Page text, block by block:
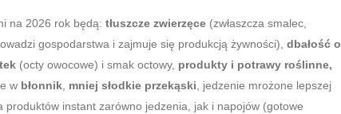
na 2026 rok będą: tłuszcze zwierzęce (zwłaszcza smalec,
gospodarstwa i zajmuje się produkcją żywności), dbałość o
(octy owocowe) i smak octowy, produkty i potrawy roślinne,
w błonnik mniej słodkie przekąski , jedzenie mrożone lepszej
instant zarówno jedzenia, jak i napojów (gotowe